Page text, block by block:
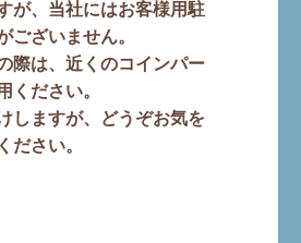
が、当社にはお客様用駐
ございません。
際は、近くのコインパー
ください。
しますが、どうぞお気を
ださい。